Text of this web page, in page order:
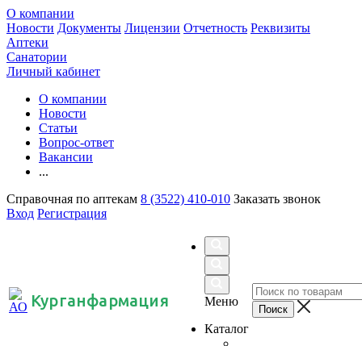
О компании
Новости Документы Лицензии Отчетность Реквизиты
Аптеки
Санатории
Личный кабинет
О компании
Новости
Статьи
Вопрос-ответ
Вакансии
...
Справочная по аптекам 8 (3522) 410-010 Заказать звонок
Вход Регистрация
Курганфармация
Меню
Каталог